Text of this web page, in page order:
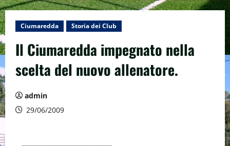
principale
Ciumaredda Storia dei Club
Il Ciumaredda impegnato nella
scelta del nuovo allenatore.
admin
29/06/2009